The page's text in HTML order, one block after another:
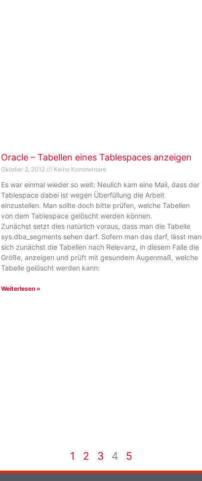
Oracle – Tabellen eines Tablespaces anzeigen
Oktober 2, 2012 Keine Kommentare
Es war einmal wieder so weit: Neulich kam eine Mail, dass der
Tablespace dabei ist wegen Überfüllung die Arbeit
einzustellen. Man sollte doch bitte prüfen, welche Tabellen
von dem Tablespace gelöscht werden können.
Zunächst setzt dies natürlich voraus, dass man die Tabelle
sys.dba_segments sehen darf. Sofern man das darf, lässt man
sich zunächst die Tabellen nach Relevanz, in diesem Falle die
Größe, anzeigen und prüft mit gesundem Augenmaß, welche
Tabelle gelöscht werden kann:
Weiterlesen »
1 2 3 4 5